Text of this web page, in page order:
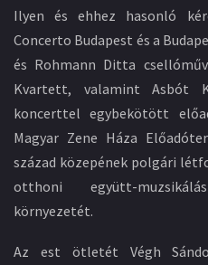
Ilyen és ehhez hasonló
Concerto Budapest és a
és Rohmann Ditta
Kvartett, valamint Asbót
koncerttel egybekötött
Magyar Zene Háza
század közepének polgári
otthoni együtt-
környezetét.
Az est ötletét Végh